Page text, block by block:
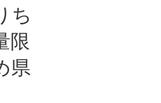
ち
限
県